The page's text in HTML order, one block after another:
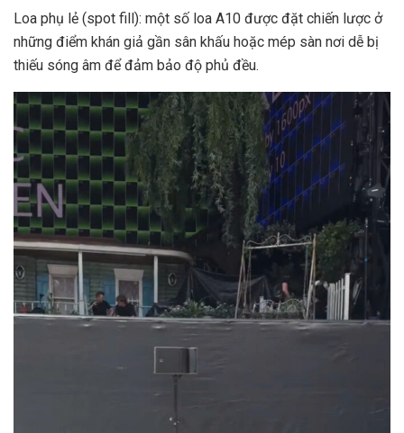
Loa phụ lẻ (spot fill): một số loa A10 được đặt chiến lược ở
những điểm khán giả gần sân khấu hoặc mép sàn nơi dễ bị
thiếu sóng âm để đảm bảo độ phủ đều.